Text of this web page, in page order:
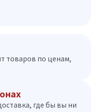
товаров по ценам,
где бы вы ни